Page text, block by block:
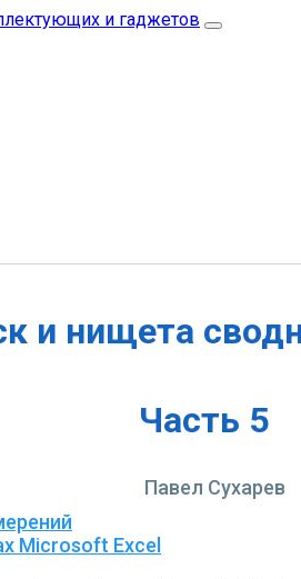
и нищета
Часть 5
Павел Сухарев
Microsoft Excel